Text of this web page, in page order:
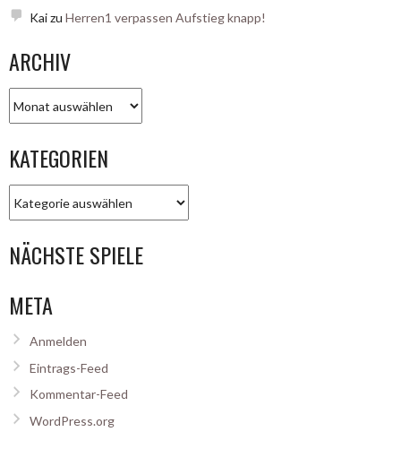
Kaizu Herren1 verpassen Aufstieg knapp!
ARCHIV
KATEGORIEN
NÄCHSTE SPIELE
META
Anmelden
Eintrags-Feed
Kommentar-Feed
WordPress.org